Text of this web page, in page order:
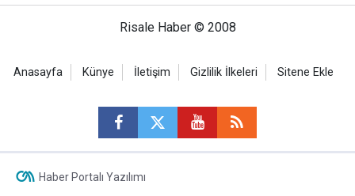
Risale Haber © 2008
Anasayfa Künye İletişim Gizlilik İlkeleri Sitene Ekle
Haber Portalı Yazılımı